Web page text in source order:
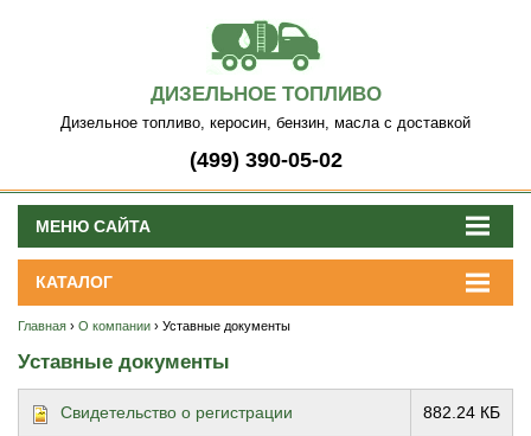
ДИЗЕЛЬНОЕ ТОПЛИВО
Дизельное топливо, керосин, бензин, масла с доставкой
(499) 390-05-02
МЕНЮ САЙТА
КАТАЛОГ
Главная › О компании › Уставные документы
Уставные документы
Свидетельство о регистрации 882.24 КБ